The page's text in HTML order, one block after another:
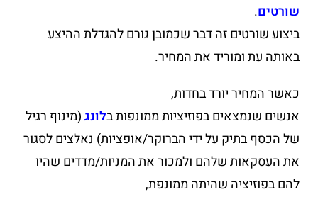
שורטים.
ביצוע שורטים זה דבר שכמובן גורם להגדלת ההיצע
באותה עת ומוריד את המחיר.
כאשר המחיר יורד בחדות,
אנשים שנמצאים בפוזיציות ממונפות בלונג(מינוף רגיל
של הכסף בתיק על ידי הברוקר/אופציות) נאלצים לסגור
את העסקאות שלהם ולמכור את המניות/מדדים שהיו
להם בפוזיציה שהיתה ממונפת,